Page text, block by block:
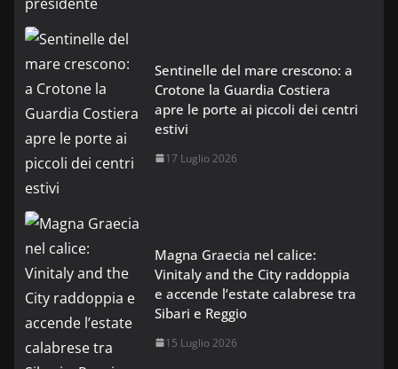
Sentinelle del mare crescono: a
Crotone la Guardia Costiera
apre le porte ai piccoli dei centri
estivi
17 Luglio 2026
Magna Graecia nel calice:
Vinitaly and the City raddoppia
e accende l’estate calabrese tra
Sibari e Reggio
15 Luglio 2026